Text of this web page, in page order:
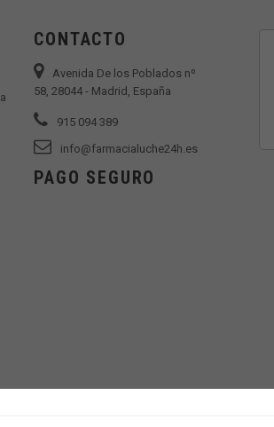
CONTACTO
Avenida De los Poblados nº
58, 28044 - Madrid, España
915 094 389
info@farmacialuche24h.es
PAGO SEGURO